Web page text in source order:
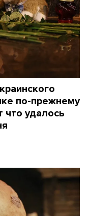
по-прежнему
что удалось